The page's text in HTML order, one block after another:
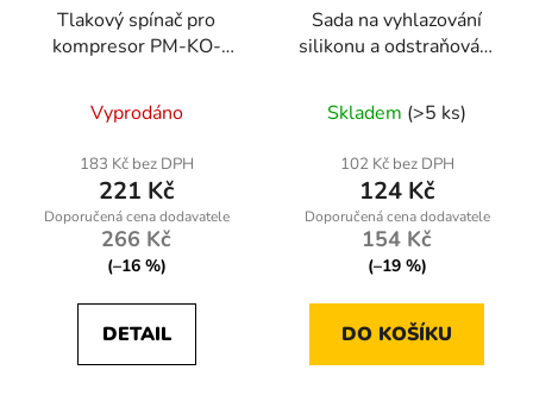
Tlakový spínač pro
kompresor PM-KO-
Vyprodáno
183 Kč bez DPH
221 Kč
266 Kč
(–16 %)
DETAIL
Sada na vyhlazování
silikonu a odstraňování
Skladem (>5 ks)
102 Kč bez DPH
124 Kč
154 Kč
(–19 %)
DO KOŠÍKU